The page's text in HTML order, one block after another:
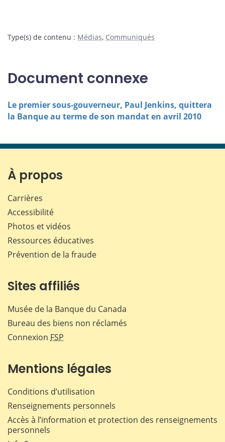
Type(s) de contenu : Médias, Communiqués
Document connexe
Le premier sous-gouverneur, Paul Jenkins, quittera
la Banque au terme de son mandat en avril 2010
À propos
Carrières
Accessibilité
Photos et vidéos
Ressources éducatives
Prévention de la fraude
Sites affiliés
Musée de la Banque du Canada
Bureau des biens non réclamés
Connexion FSP
Mentions légales
Conditions d’utilisation
Renseignements personnels
Accès à l’information et protection des renseignements
personnels